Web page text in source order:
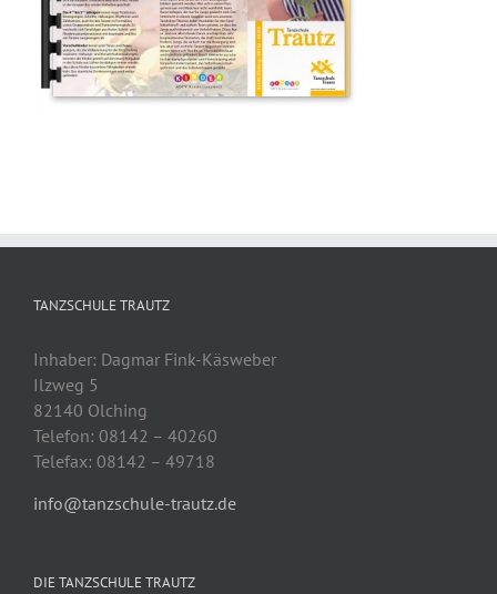
TANZSCHULE TRAUTZ
Inhaber: Dagmar Fink-Käsweber
Ilzweg 5
82140 Olching
Telefon: 08142 – 40260
Telefax: 08142 – 49718
info@tanzschule-trautz.de
DIE TANZSCHULE TRAUTZ